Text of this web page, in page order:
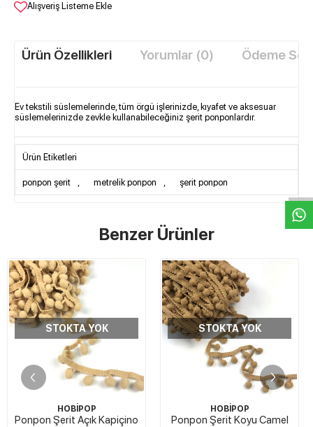
W
h
t
s
a
p
p
D
e
s
e
H
a
t
t
Alışveriş Listeme Ekle
Ürün Özellikleri Yorumlar (0) Ödeme
Ev tekstili süslemelerinde, tüm örgü işlerinizde, kıyafet ve aksesuar
süslemelerinizde zevkle kullanabileceğiniz şerit ponponlardır.
Ürün Etiketleri
ponpon şerit , metrelik ponpon , şerit ponpon
Benzer Ürünler
Kapiçino
STOKTA YOK
Ponpon Şerit Koyu Camel
STOKTA
Ponpon Şerit